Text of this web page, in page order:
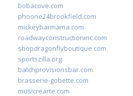
bobacove.com
phoone24brookfield.com
mickeybarmama.com
roadwayconstructioninc.com
shopdragonflyboutique.com
sportszilla.org
batchprovisionsbar.com
brasserie-gobette.com
musicrearte.com